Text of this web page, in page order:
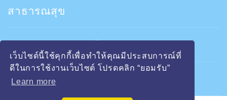
เว็บไซต์นี้ใช้คุกกี้เพื่อทำให้คุณมีประสบการณ์ที่
ดีในการใช้งานเว็บไซต์ โปรดคลิก “ยอมรับ”
Learn more
สาธารณสุข
วิทยาลัยปลอดบุหรี่